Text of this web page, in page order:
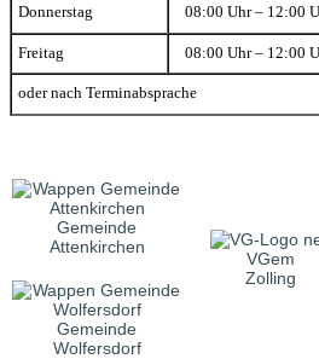
Donnerstag 08:00 Uhr – 12:00
Freitag 08:00 Uhr – 12:00
oder nach Terminabsprache
Gemeinde
Attenkirchen
VGem
Zolling
Gemeinde
Wolfersdorf